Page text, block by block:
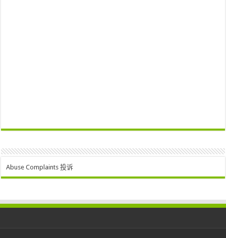
Abuse Complaints 投诉